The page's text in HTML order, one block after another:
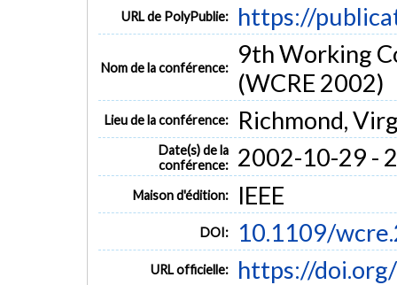
URL de PolyPublie: https://
Nom de la conférence:
9th Working
(WCRE 2002)
Lieu de la conférence: Richmond,
Date(s) de la
conférence:
2002-10-29 -
Maison d'édition: IEEE
DOI: 10.1109/
URL officielle: https://